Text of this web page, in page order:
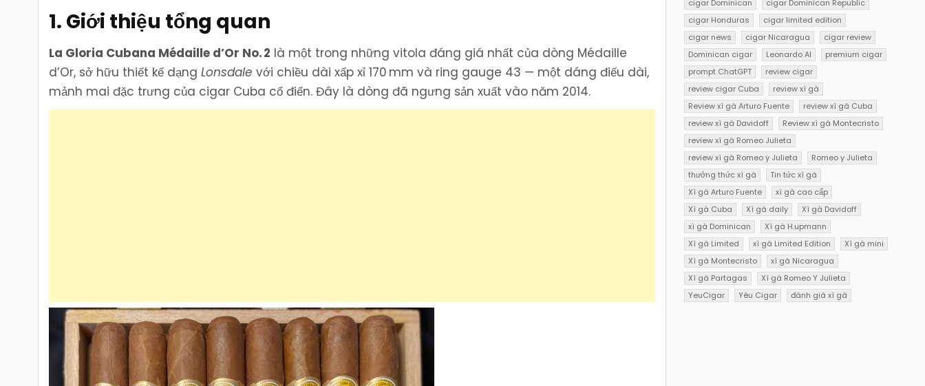
1. Giới thiệu tổng quan
La Gloria Cubana Médaille d’Or No. 2 là một trong những vitola đáng giá nhất của dòng Médaille
d’Or, sở hữu thiết kế dạngLonsdale với chiều dài xấp xỉ 170 mm và ring gauge 43 — một dáng điếu dài,
mảnh mai đặc trưng của cigar Cuba cổ điển. Đây là dòng đã ngưng sản xuất vào năm 2014.
cigar Dominican
cigar Dominican Republic
cigar Honduras
cigar limited edition
cigar news
cigar Nicaragua
cigar review
Dominican cigar
Leonardo AI
premium cigar
prompt ChatGPT
review cigar
review cigar Cuba
review xì gà
Review xì gà Arturo Fuente
review xì gà Cuba
review xì gà Davidoff
Review xì gà Montecristo
review xì gà Romeo Julieta
review xì gà Romeo y Julieta
Romeo y Julieta
thưởng thức xì gà
Tin tức xì gà
Xì gà Arturo Fuente
xì gà cao cấp
Xì gà Cuba
Xì gà daily
Xì gà Davidoff
xì gà Dominican
Xì gà H.upmann
Xì gà Limited
xì gà Limited Edition
Xì gà mini
Xì gà Montecristo
xì gà Nicaragua
Xì gà Partagas
Xì gà Romeo Y Julieta
YeuCigar
Yêu Cigar đánh giá xì gà